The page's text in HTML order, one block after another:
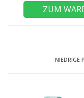
ZUM
NIEDRIGE